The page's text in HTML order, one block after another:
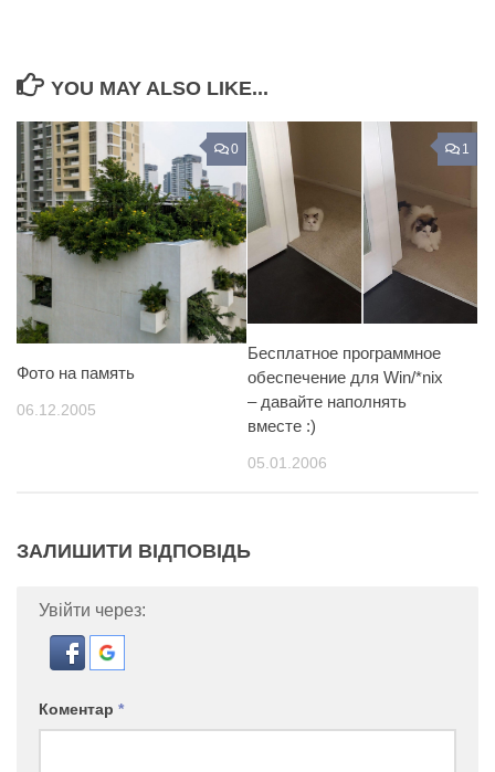
YOU MAY ALSO LIKE...
0
Фото на память
06.12.2005
1
Бесплатное программное
обеспечение для Win/*nix
– давайте наполнять
вместе :)
05.01.2006
ЗАЛИШИТИ ВІДПОВІДЬ
Увійти через:
Коментар *